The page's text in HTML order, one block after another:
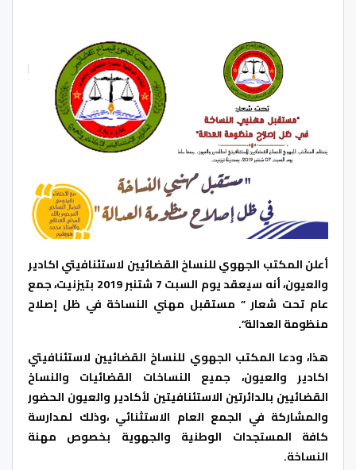
أعلن المكتب الجهوي للنساخ القضائيين لاستئنافيتي اكادير
والعيون، أنه سيعقد يوم السبت 7 شتنبر 2019 بتيزنيت، جمع
عام تحت شعار ” مستقبل مهني النساخة في ظل إصلاح
منظومة العدالة”.
هذا، ودعا المكتب الجهوي للنساخ القضائيين لاستئنافيتي
اكادير والعيون، جميع النساخات القضائيات والنساخ
القضائيين بالدائرتين الاستئنافيتين لأكادير والعيون الحضور
والمشاركة في الجمع العام الاستثنائي ،وذلك لمدارسة
كافة المستجدات الوطنية والجهوية بخصوص مهنة
النساخة.